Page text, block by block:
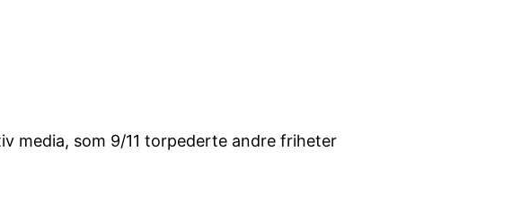
media, som 9/11 torpederte andre friheter